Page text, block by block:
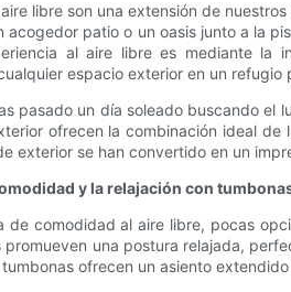
libre son una extensión de
acogedor patio o un oasis junto a la
al aire libre es mediante la
espacio exterior en un refugio
pasado un día soleado buscando el
ofrecen la combinación ideal
exterior se han convertido en un
y la relajación con
de comodidad al aire libre, pocas
promueven una postura relajada,
ofrecen un asiento